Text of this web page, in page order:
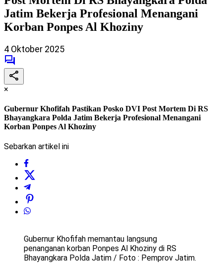
Jatim Bekerja Profesional Menangani
Korban Ponpes Al Khoziny
4 Oktober 2025
×
Gubernur Khofifah Pastikan Posko DVI Post Mortem Di RS
Bhayangkara Polda Jatim Bekerja Profesional Menangani
Korban Ponpes Al Khoziny
Sebarkan artikel ini
Gubernur Khofifah memantau langsung
penanganan korban Ponpes Al Khoziny di RS
Bhayangkara Polda Jatim / Foto : Pemprov Jatim.